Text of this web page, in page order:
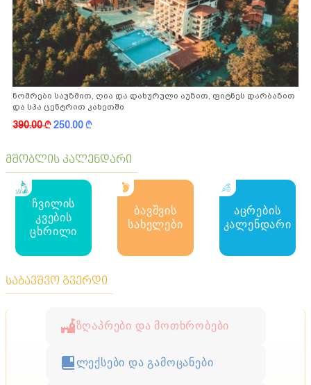
ნომრები საუზმით, ღია და დახურული აუზით, ფიტნეს დარბაზით
და სპა ცენტრით კახეთში
390.00k250.00k
მშობლის კალენდარი
ჩვილის
კვების
ცხრილი
ბავშვის
სახელები
აცრების
კალენდარი
საბავშვო გვერდი
ზღაპრები და მოთხრობები
ლექსები და გამოცანები